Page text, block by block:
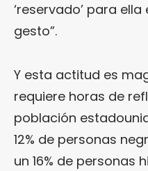
‘reservado’ para ella
gesto”.
Y esta actitud es
requiere horas de
población
12% de personas
un 16% de personas